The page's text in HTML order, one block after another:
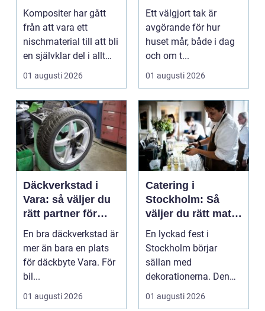
högpresterande
produkt
Kompositer har gått
från att vara ett
nischmaterial till att bli
en självklar del i allt
från vindkr...
01 augusti 2026
får ett tak som
håller
Ett välgjort tak är
avgörande för hur
huset mår, både i dag
och om t...
01 augusti 2026
Däckverkstad i
Vara: så väljer du
rätt partner för
säker körning året
runt
En bra däckverkstad är
mer än bara en plats
för däckbyte Vara. För
bil...
01 augusti 2026
Catering i
Stockholm: Så
väljer du rätt mat
till ditt evenemang
En lyckad fest i
Stockholm börjar
sällan med
dekorationerna. Den
börjar i köket....
01 augusti 2026